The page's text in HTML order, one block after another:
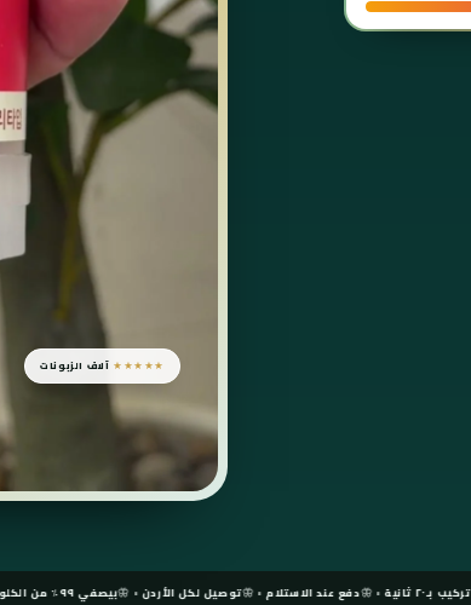
★★★★★ آلاف الزبونات
دفع عند الاستلام توصيل لكل الأردن بيصفي ٩٩٪ من الكلور